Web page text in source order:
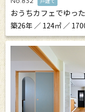
おうちカフェでゆっ
築26年 ／ 124㎡ ／